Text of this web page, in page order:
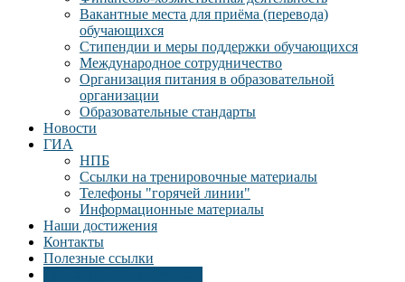
Вакантные места для приёма (перевода)
обучающихся
Стипендии и меры поддержки обучающихся
Международное сотрудничество
Организация питания в образовательной
организации
Образовательные стандарты
Новости
ГИА
НПБ
Ссылки на тренировочные материалы
Телефоны "горячей линии"
Информационные материалы
Наши достижения
Контакты
Полезные ссылки